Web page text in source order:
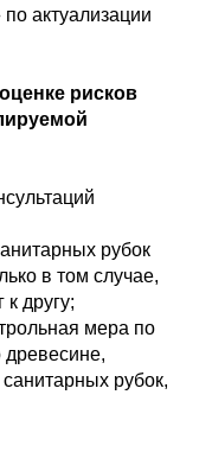
актуализации
рисков
рубок
в том случае,
другу;
мера по
санитарных рубок,